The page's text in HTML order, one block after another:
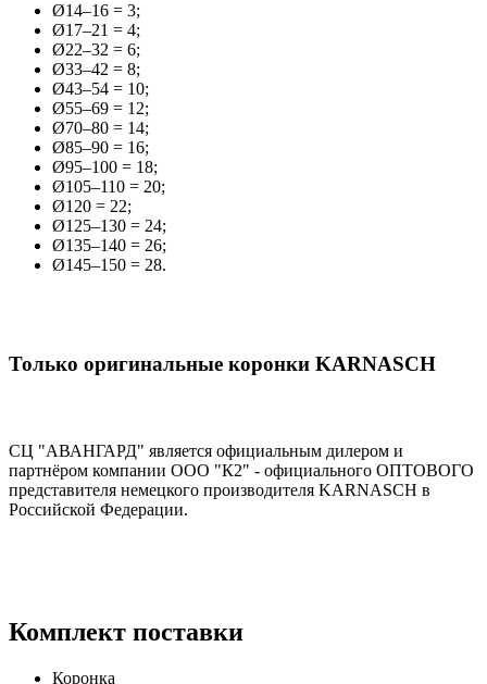
Ø14–16 = 3;
Ø17–21 = 4;
Ø22–32 = 6;
Ø33–42 = 8;
Ø43–54 = 10;
Ø55–69 = 12;
Ø70–80 = 14;
Ø85–90 = 16;
Ø95–100 = 18;
Ø105–110 = 20;
Ø120 = 22;
Ø125–130 = 24;
Ø135–140 = 26;
Ø145–150 = 28.
Только оригинальные коронки KARNASCH
СЦ "АВАНГАРД" является официальным дилером и
партнёром компании OOO "К2" - официального ОПТОВОГО
представителя немецкого производителя KARNASCH в
Российской Федерации.
Комплект поставки
Коронка